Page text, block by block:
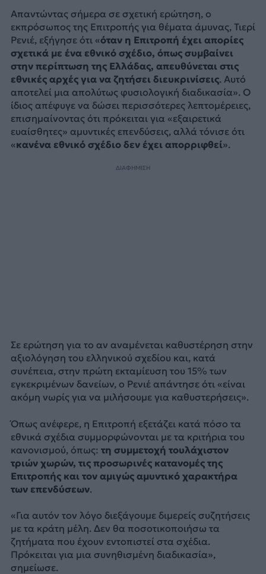
Απαντώντας σήμερα σε σχετική ερώτηση, ο
εκπρόσωπος της Επιτροπής για θέματα άμυνας, Τιερί
Ρενιέ, εξήγησε ότι «όταν η Επιτροπή έχει απορίες
σχετικά με ένα εθνικό σχέδιο, όπως συμβαίνει
στην περίπτωση της Ελλάδας, απευθύνεται στις
εθνικές αρχές για να ζητήσει διευκρινίσεις. Αυτό
αποτελεί μια απολύτως φυσιολογική διαδικασία». Ο
ίδιος απέφυγε να δώσει περισσότερες λεπτομέρειες,
επισημαίνοντας ότι πρόκειται για «εξαιρετικά
ευαίσθητες» αμυντικές επενδύσεις, αλλά τόνισε ότι
«κανένα εθνικό σχέδιο δεν έχει απορριφθεί».
ΔΙΑΦΗΜΙΣΗ
Σε ερώτηση για το αν αναμένεται καθυστέρηση στην
αξιολόγηση του ελληνικού σχεδίου και, κατά
συνέπεια, στην πρώτη εκταμίευση του 15% των
εγκεκριμένων δανείων, ο Ρενιέ απάντησε ότι «είναι
ακόμη νωρίς για να μιλήσουμε για καθυστερήσεις».
Όπως ανέφερε, η Επιτροπή εξετάζει κατά πόσο τα
εθνικά σχέδια συμμορφώνονται με τα κριτήρια του
κανονισμού, όπως: τη συμμετοχή τουλάχιστον
τριών χωρών, τις προσωρινές κατανομές της
Επιτροπής και τον αμιγώς αμυντικό χαρακτήρα
των επενδύσεων.
«Για αυτόν τον λόγο διεξάγουμε διμερείς συζητήσεις
με τα κράτη μέλη. Δεν θα ποσοτικοποιήσω τα
ζητήματα που έχουν εντοπιστεί στα σχέδια.
Πρόκειται για μια συνηθισμένη διαδικασία»,
σημείωσε.